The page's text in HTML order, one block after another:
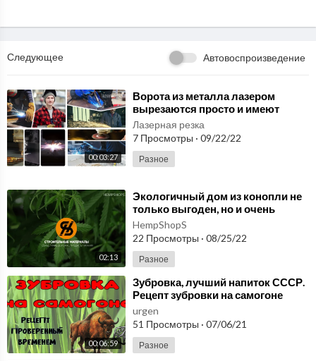
https://www.youtube.com/playlist?list=PLs8msEw-j02LQi74h4
mxAxFFFYwMcVbPg
САЛАТЫ, ЗАКУСКИ:
https://www.youtube.com/playlist?list=PLs8msEw-j02IkMUBr
0bSKzv4PF-ydxKdn
ВТОРЫЕ БЛЮДА:
1ZGT7ITAJ16krJe
МЯСНЫЕ БЛЮДА:
https://www.youtube.com/playlist?list=PLs8msEw-j02K6Xm9a
Ud7i0tbS1fdwFr-_
БЛЮДА ИЗ РЫБЫ:
https://www.youtube.com/playlist?list=PLs8msEw-j02KKgL39
E90GIutACR8FeNuY
ПРАЗДНИЧНЫЕ БЛЮДА, РЕЦЕПТЫ:
Следующее Автовоспроизведение
00:03:27
⁣Ворота из металла лазером
вырезаются просто и имеют
очень долгий срок службы.
lazervorota.ru да!
Лазерная резка
7 Просмотры · 09/22/22
Разное
02:13
⁣Экологичный дом из конопли не
только выгоден, но и очень
полезен для здоровья! Кто не
верит еще?
HempShopS
22 Просмотры · 08/25/22
Разное
00:06:59
⁣Зубровка, лучший напиток СССР.
Рецепт зубровки на самогоне
проверенный временем.
urgen
51 Просмотры · 07/06/21
Разное